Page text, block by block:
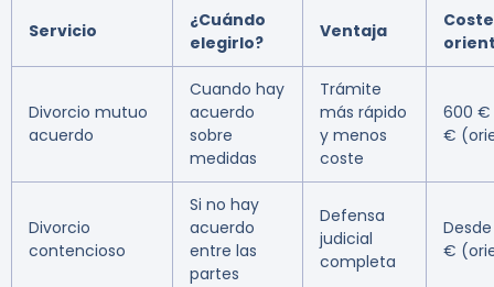
Servicio
¿Cuándo
elegirlo?
Ventaja
Coste
Divorcio mutuo
acuerdo
Cuando hay
acuerdo
sobre
medidas
Trámite
más rápido
y menos
coste
600 €
€
Divorcio
contencioso
Si no hay
acuerdo
entre las
partes
Defensa
judicial
completa
€